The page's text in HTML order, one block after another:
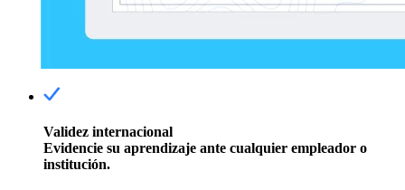
Validez internacional
Evidencie su aprendizaje ante cualquier empleador o
institución.